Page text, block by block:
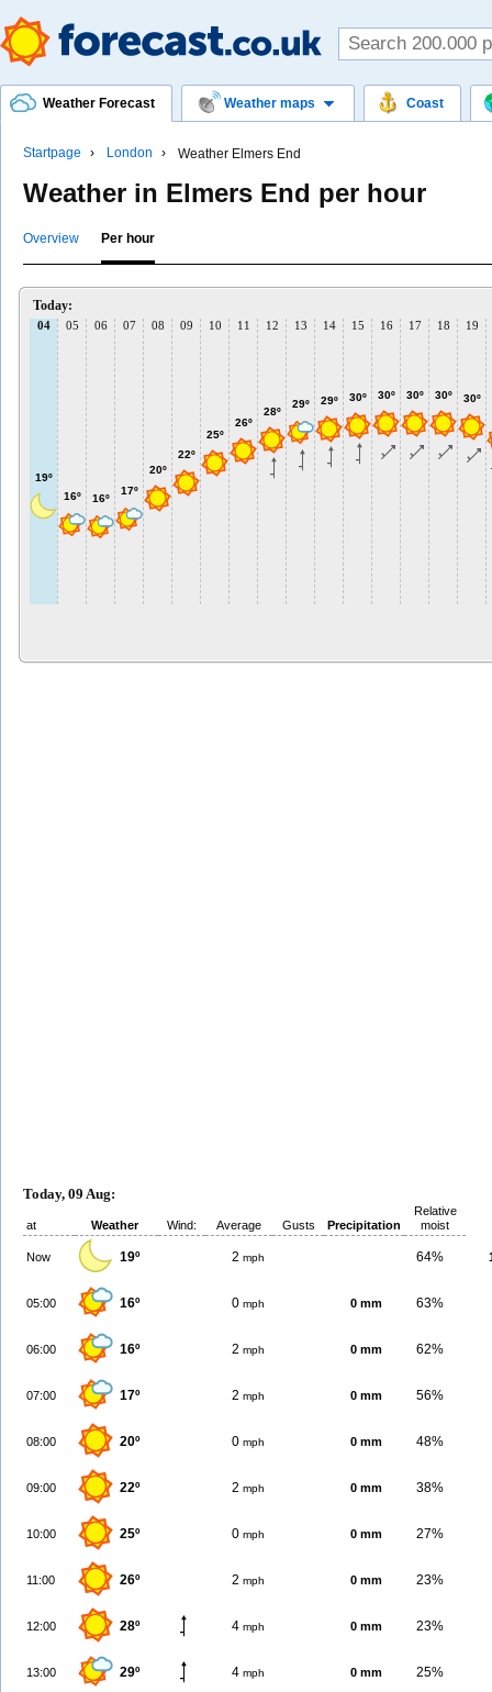
Weather Forecast Weather maps Coast
Startpage London Weather Elmers End
Weather in Elmers End per hour
Overview Per hour
Today:
04
19º
05
16º
06
16º
07
17º
08
20º
09
22º
10
25º
11
26º
12
28º
13
29º
14
29º
15
30º
16
30º
17
30º
18
30º
19
30º
Today, 09 Aug:
at Weather Wind: Average Gusts Precipitation
Relative
moist
Now 19º 2 mph 64%
05:00 16º 0 mph 0 mm 63%
06:00 16º 2 mph 0 mm 62%
07:00 17º 2 mph 0 mm 56%
08:00 20º 0 mph 0 mm 48%
09:00 22º 2 mph 0 mm 38%
10:00 25º 0 mph 0 mm 27%
11:00 26º 2 mph 0 mm 23%
12:00 28º 4 mph 0 mm 23%
13:00 29º 4 mph 0 mm 25%